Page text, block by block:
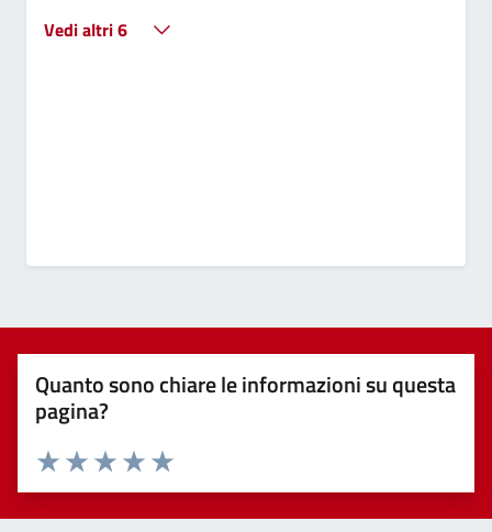
Vedi altri 6
Quanto sono chiare le informazioni su questa
pagina?
Valuta 5 stelle su 5
Valuta 4 stelle su 5
Valuta 3 stelle su 5
Valuta 2 stelle su 5
Valuta 1 stelle su 5